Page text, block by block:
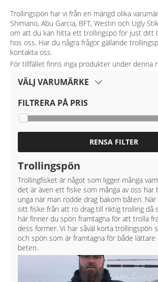
VÄLJ VARUMÄRKE
FILTRERA PÅ PRIS
RENSA FILTER
Trollingspön
Trollingfisket är något som ligger många
det är även ett fiske som många av oss har
unga när man rodde drag bakom båten.
sitt fiske från att ro drag till riktig trolling då
här finner du spön framtagna för att trolla
dess former. Vi har såväl korta trollingspön
och spön som är framtagna för både lättare
beten.
Trollingspön har vi från en mängd olika
Shimano, Abu Garcia, BFT, Westin och Ugly
om att du kan hitta ett trollingspö för just ditt
hos oss. Har du några frågor gällande
kontakta oss.
För tillfället finns inga produkter under denna